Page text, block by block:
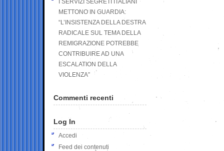
I SERVIZI SEGRETI ITALIANI
METTONO IN GUARDIA:
“L’INSISTENZA DELLA DESTRA
RADICALE SUL TEMA DELLA
REMIGRAZIONE POTREBBE
CONTRIBUIRE AD UNA
ESCALATION DELLA
VIOLENZA”
Commenti recenti
Log In
Accedi
Feed dei contenuti